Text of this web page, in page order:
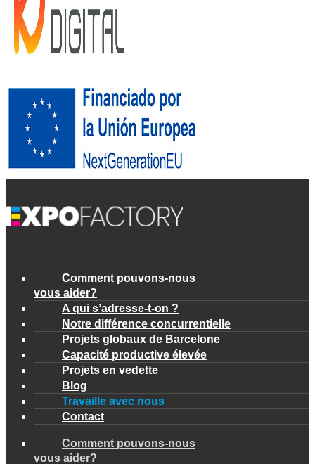
Comment pouvons-nous
vous aider?
A qui s’adresse-t-on ?
Notre différence concurrentielle
Projets globaux de Barcelone
Capacité productive élevée
Projets en vedette
Blog
Travaille avec nous
Contact
Comment pouvons-nous
vous aider?